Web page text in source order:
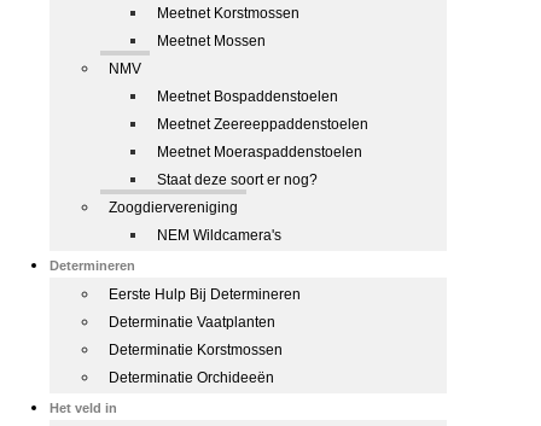
Meetnet Korstmossen
Meetnet Mossen
NMV
Meetnet Bospaddenstoelen
Meetnet Zeereeppaddenstoelen
Meetnet Moeraspaddenstoelen
Staat deze soort er nog?
Zoogdiervereniging
NEM Wildcamera's
Determineren
Eerste Hulp Bij Determineren
Determinatie Vaatplanten
Determinatie Korstmossen
Determinatie Orchideeën
Het veld in